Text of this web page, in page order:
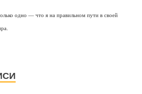
одно — что я на правильном пути в своей